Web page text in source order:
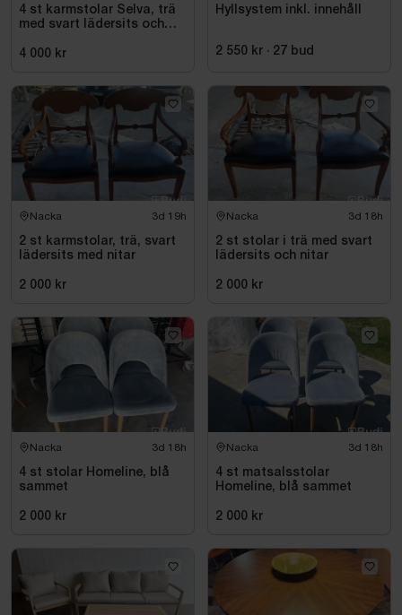
4 st karmstolar Selva, trä
med svart lädersits och
4 000 kr
Hyllsystem inkl. innehåll
2 550 kr · 27 bud
Nacka 3d 19h
2 st karmstolar, trä, svart
lädersits med nitar
2 000 kr
Nacka 3d 18h
2 st stolar i trä med svart
lädersits och nitar
2 000 kr
Nacka 3d 18h
4 st stolar Homeline, blå
sammet
2 000 kr
Nacka 3d 18h
4 st matsalsstolar
Homeline, blå sammet
2 000 kr